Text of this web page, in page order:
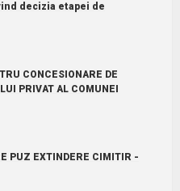
decizia etapei de
CONCESIONARE DE
PRIVAT AL COMUNEI
PUZ EXTINDERE CIMITIR -